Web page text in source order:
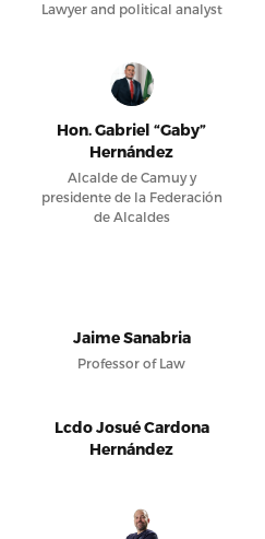
Lawyer and political analyst
Hon. Gabriel “Gaby”
Hernández
Alcalde de Camuy y
presidente de la Federación
de Alcaldes
Jaime Sanabria
Professor of Law
Lcdo Josué Cardona
Hernández